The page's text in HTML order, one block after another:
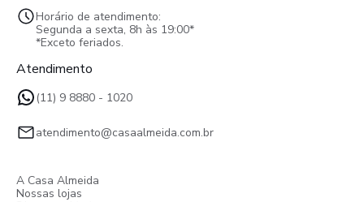
Horário de atendimento:
Segunda a sexta, 8h às 19:00*
*Exceto feriados.
Atendimento
(11) 9 8880 - 1020
atendimento@casaalmeida.com.br
A Casa Almeida
Nossas lojas